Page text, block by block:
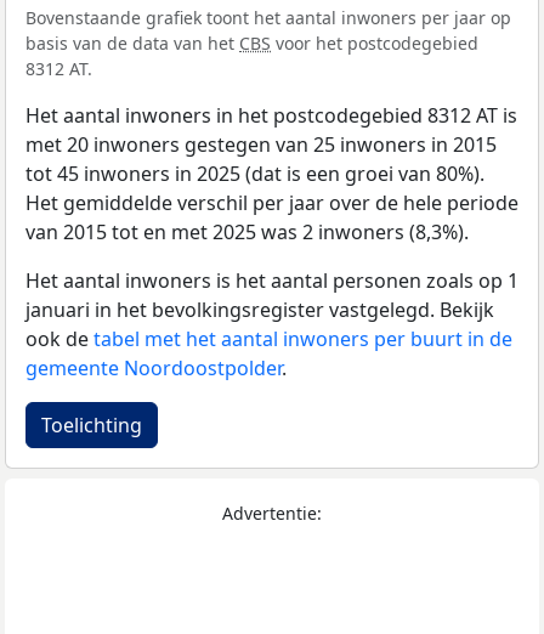
Bovenstaande grafiek toont het aantal inwoners per jaar op
basis van de data van het CBS voor het postcodegebied
8312 AT.
Het aantal inwoners in het postcodegebied 8312 AT is
met 20 inwoners gestegen van 25 inwoners in 2015
tot 45 inwoners in 2025 (dat is een groei van 80%).
Het gemiddelde verschil per jaar over de hele periode
van 2015 tot en met 2025 was 2 inwoners (8,3%).
Het aantal inwoners is het aantal personen zoals op 1
januari in het bevolkingsregister vastgelegd. Bekijk
ook detabel met het aantal inwoners per buurt in de
gemeente Noordoostpolder.
Toelichting
Advertentie: